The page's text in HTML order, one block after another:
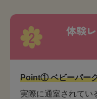
2 体験
Point① ベビーパー
実際に通室されてい